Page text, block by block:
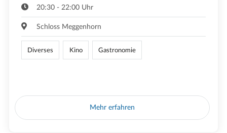
20:30 - 22:00 Uhr
Schloss Meggenhorn
Diverses Kino Gastronomie
Mehr erfahren